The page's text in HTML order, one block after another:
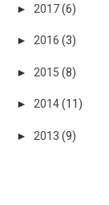
► 2017(6)
►2016(3)
► 2015(8)
►2014(11)
► 2013(9)